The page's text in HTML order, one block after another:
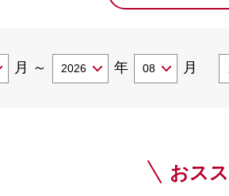
月 ～ 年 月
おス